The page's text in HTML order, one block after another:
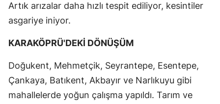
Artık arızalar daha hızlı tespit ediliyor, kesintiler
asgariye iniyor.
KARAKÖPRÜ'DEKİ DÖNÜŞÜM
Doğukent, Mehmetçik, Seyrantepe, Esentepe,
Çankaya, Batıkent, Akbayır ve Narlıkuyu gibi
mahallelerde yoğun çalışma yapıldı. Tarım ve